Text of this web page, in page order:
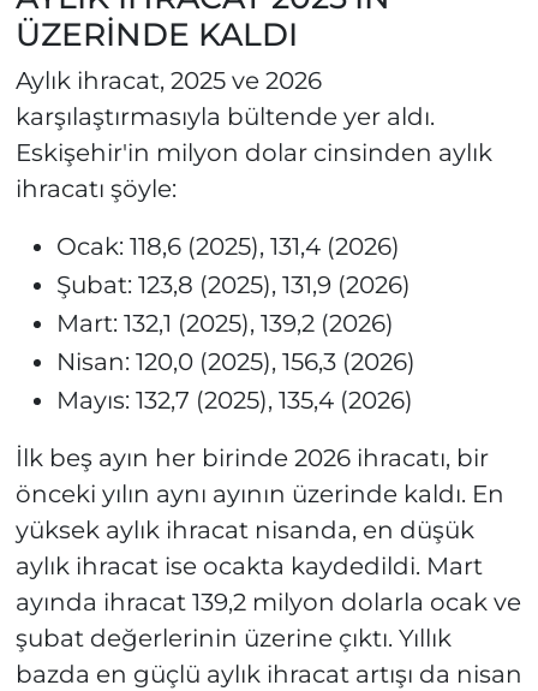
ÜZERİNDE KALDI
Aylık ihracat, 2025 ve 2026
karşılaştırmasıyla bültende yer aldı.
Eskişehir'in milyon dolar cinsinden aylık
ihracatı şöyle:
Ocak: 118,6 (2025), 131,4 (2026)
Şubat: 123,8 (2025), 131,9 (2026)
Mart: 132,1 (2025), 139,2 (2026)
Nisan: 120,0 (2025), 156,3 (2026)
Mayıs: 132,7 (2025), 135,4 (2026)
İlk beş ayın her birinde 2026 ihracatı, bir
önceki yılın aynı ayının üzerinde kaldı. En
yüksek aylık ihracat nisanda, en düşük
aylık ihracat ise ocakta kaydedildi. Mart
ayında ihracat 139,2 milyon dolarla ocak ve
şubat değerlerinin üzerine çıktı. Yıllık
bazda en güçlü aylık ihracat artışı da nisan